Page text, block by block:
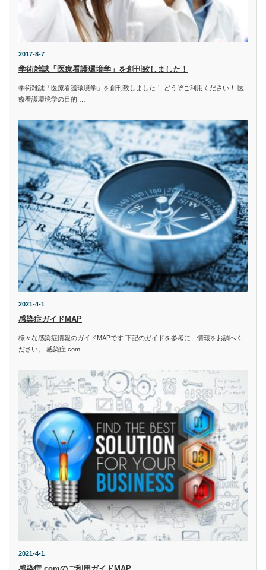
2017-8-7
学術雑誌「医療看護環境学」を創刊致しました！
学術雑誌「医療看護環境学」を創刊致しました！ どうぞご利用ください！ 医
療看護環境学の目的 …
2021-4-1
感染症ガイドMAP
様々な感染症情報のガイドMAPです 下記のガイドを参考に、情報をお調べく
ださい。 感染症.com…
2021-4-1